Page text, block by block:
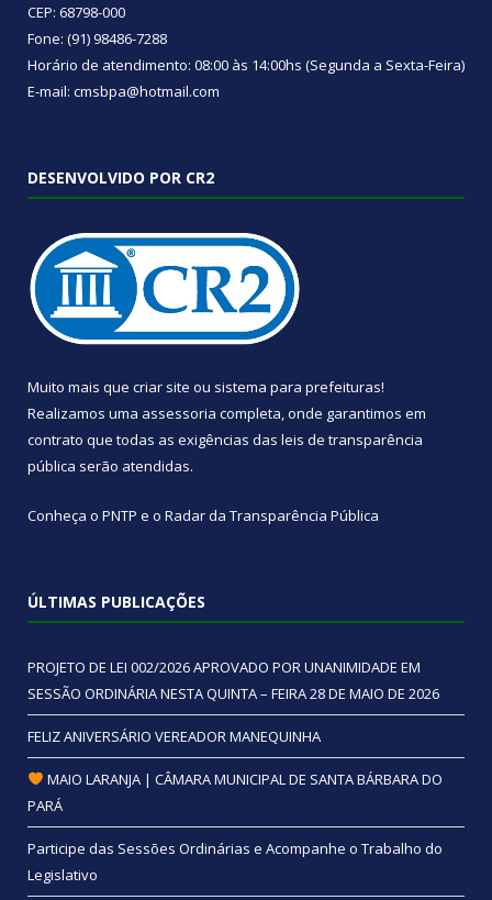
CEP: 68798-000
Fone: (91) 98486-7288
Horário de atendimento: 08:00 às 14:00hs (Segunda a Sexta-Feira)
E-mail: cmsbpa@hotmail.com
DESENVOLVIDO POR CR2
Muito mais que criar site ou sistema para prefeituras!
Realizamos uma assessoria completa, onde garantimos em
contrato que todas as exigências das leis de transparência
pública serão atendidas.
Conheça o PNTP e o Radar da Transparência Pública
ÚLTIMAS PUBLICAÇÕES
PROJETO DE LEI 002/2026 APROVADO POR UNANIMIDADE EM
SESSÃO ORDINÁRIA NESTA QUINTA – FEIRA 28 DE MAIO DE 2026
FELIZ ANIVERSÁRIO VEREADOR MANEQUINHA
MAIO LARANJA | CÂMARA MUNICIPAL DE SANTA BÁRBARA DO
PARÁ
Participe das Sessões Ordinárias e Acompanhe o Trabalho do
Legislativo